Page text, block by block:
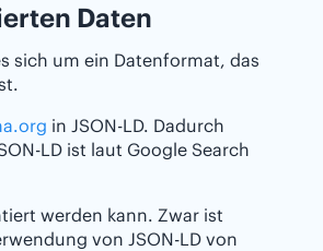
Daten
sich um ein Datenformat, das
in JSON-LD. Dadurch
LD ist laut Google Search
werden kann. Zwar ist
von JSON-LD von